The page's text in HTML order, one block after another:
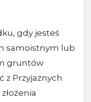
gdy jesteś
samoistnym lub
gruntów
z Przyjaznych